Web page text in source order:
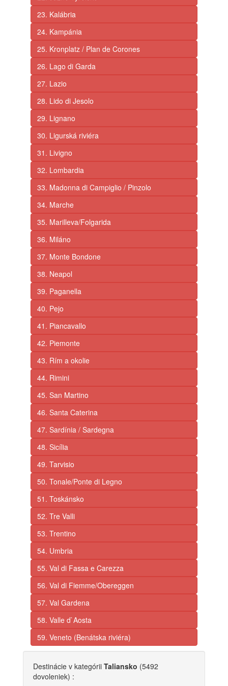
23. Kalábria
24. Kampánia
25. Kronplatz / Plan de Corones
26. Lago di Garda
27. Lazio
28. Lido di Jesolo
29. Lignano
30. Ligurská riviéra
31. Livigno
32. Lombardia
33. Madonna di Campiglio / Pinzolo
34. Marche
35. Marilleva/Folgarida
36. Miláno
37. Monte Bondone
38. Neapol
39. Paganella
40. Pejo
41. Piancavallo
42. Piemonte
43. Rím a okolie
44. Rimini
45. San Martino
46. Santa Caterina
47. Sardínia / Sardegna
48. Sicília
49. Tarvisio
50. Tonale/Ponte di Legno
51. Toskánsko
52. Tre Valli
53. Trentino
54. Umbria
55. Val di Fassa e Carezza
56. Val di Fiemme/Obereggen
57. Val Gardena
58. Valle d`Aosta
59. Veneto (Benátska riviéra)
Destinácie v kategórii Taliansko (5492
dovoleniek) :